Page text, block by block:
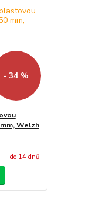
- 34 %
Welzh
do 14 dnů